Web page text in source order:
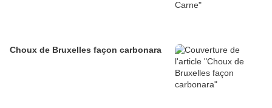
Choux de Bruxelles façon carbonara